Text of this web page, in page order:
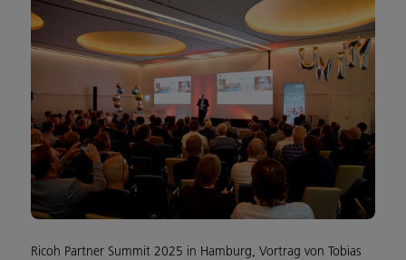
Ricoh Partner Summit 2025 in Hamburg, Vortrag von Tobias